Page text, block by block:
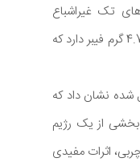
تک غیراشباع
سالم است. یک آووکادو کامل حدود 4.7 گرم فیبر دارد که
‌شده نشان داد که
از یک رژیم
اثرات مفیدی